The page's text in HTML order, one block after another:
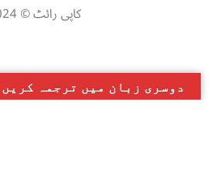
کاپی رائٹ © 2024
دوسری زبان میں ترجمہ کریں